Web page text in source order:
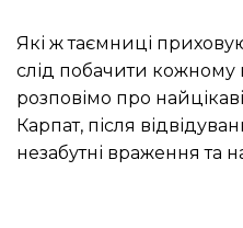
Які ж таємниці
слід побачити
розповімо про
Карпат, після
незабутні враження та